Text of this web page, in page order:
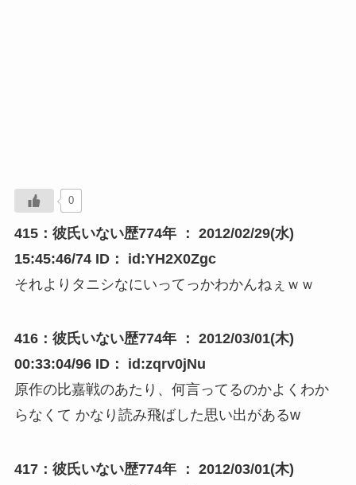
0
415：彼氏いない歴774年 ： 2012/02/29(水)
15:45:46/74 ID： id:YH2X0Zgc
それよりタニシなにいってっかわかんねぇｗｗ
416：彼氏いない歴774年 ： 2012/03/01(木)
00:33:04/96 ID： id:zqrv0jNu
原作の比嘉戦のあたり、何言ってるのかよくわか
らなくて かなり読み飛ばした思い出があるw
417：彼氏いない歴774年 ： 2012/03/01(木)